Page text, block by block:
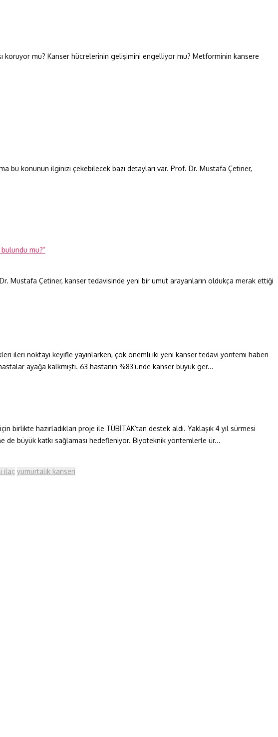
koruyor mu? Kanser hücrelerinin gelişimini engelliyor mu? Metforminin kansere
bu konunun ilginizi çekebilecek bazı detayları var. Prof. Dr. Mustafa Çetiner,
Mustafa Çetiner, kanser tedavisinde yeni bir umut arayanların oldukça merak ettiği
ileri noktayı keyifle yayınlarken, çok önemli iki yeni kanser tedavi yöntemi haberi
ayağa kalkmıştı. 63 hastanın %83’ünde kanser büyük ger...
hazırladıkları proje ile TÜBİTAK’tan destek aldı. Yaklaşık 4 yıl sürmesi
de büyük katkı sağlaması hedefleniyor. Biyoteknik yöntemlerle ür...
ilaç yumurtalık kanseri